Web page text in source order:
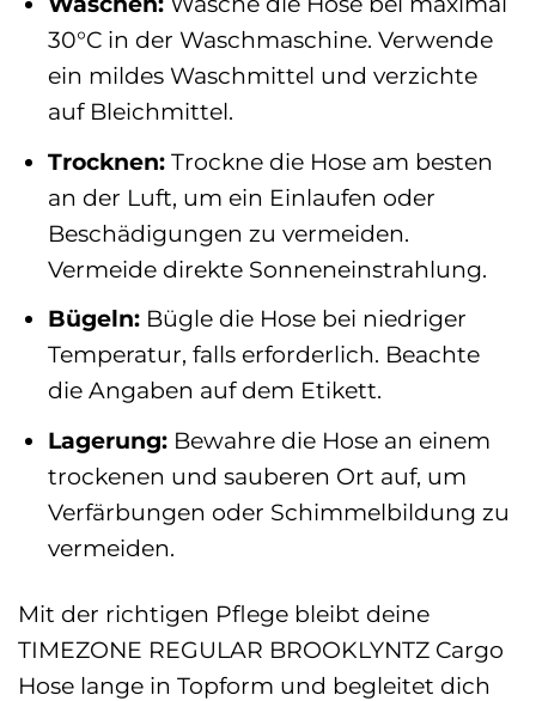
30°C in der Waschmaschine. Verwende
ein mildes Waschmittel und verzichte
auf Bleichmittel.
Trocknen:Trockne die Hose am besten
an der Luft, um ein Einlaufen oder
Beschädigungen zu vermeiden.
Vermeide direkte Sonneneinstrahlung.
Bügeln:Bügle die Hose bei niedriger
Temperatur, falls erforderlich. Beachte
die Angaben auf dem Etikett.
Lagerung:Bewahre die Hose an einem
trockenen und sauberen Ort auf, um
Verfärbungen oder Schimmelbildung zu
vermeiden.
Mit der richtigen Pflege bleibt deine
TIMEZONE REGULAR BROOKLYNTZ Cargo
Hose lange in Topform und begleitet dich